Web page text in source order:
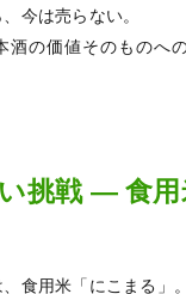
今は売らない。
酒の価値そのものへ
挑戦 ― 食用
食用米「にこまる」。